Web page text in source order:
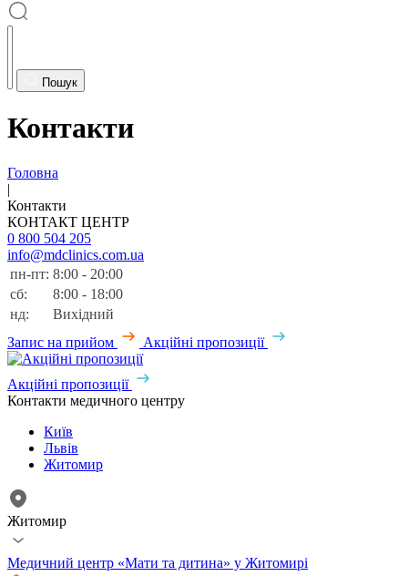
Пошук
Контакти
Головна
|
Контакти
КОНТАКТ ЦЕНТР
0 800 504 205
info@mdclinics.com.ua
пн-пт: 8:00 - 20:00
сб:
8:00 - 18:00
нд:
Вихідний
Запис на прийом
Акційні пропозиції
Акційні пропозиції
Контакти медичного центру
Київ
Львів
Житомир
Житомир
Медичний центр «Мати та дитина» у Житомирі